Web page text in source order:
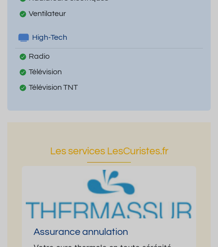
Ventilateur
High-Tech
Radio
Télévision
Télévision TNT
Les services LesCuristes.fr
Assurance annulation